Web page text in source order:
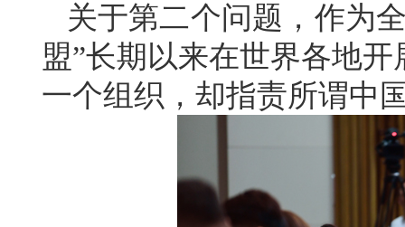
关于第二个问题，作为
盟”长期以来在世界各地
一个组织，却指责所谓中